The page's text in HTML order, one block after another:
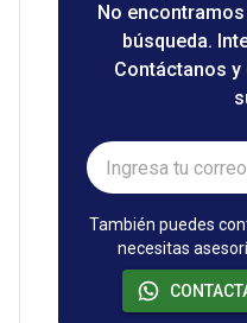
No
búsqueda.
Contáctanos y
También puedes
necesitas